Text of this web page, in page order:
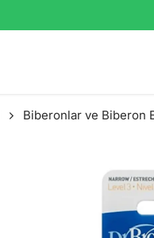
Biberonlar ve Biberon